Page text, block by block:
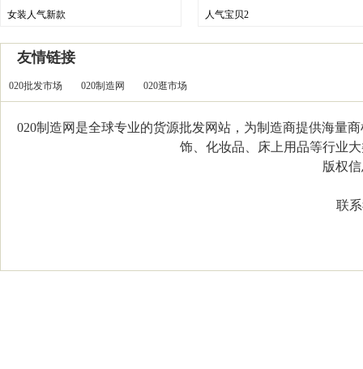
女装人气新款 人气宝贝2
友情链接
020批发市场 020制造网 020逛市场
020制造网是全球专业的货源批发网站，为制造商提供海量
饰、化妆品、床上用品等行业
版权信
联